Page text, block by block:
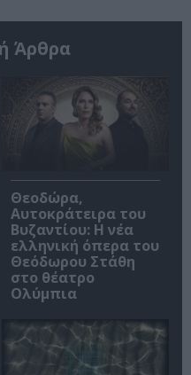
Άρθρα
Θεοδώρα,
Αυτοκράτειρα του
Βυζαντίου: Η νέα
ελληνική όπερα του
Θεόδωρου Στάθη
στο θέατρο
Ολύμπια